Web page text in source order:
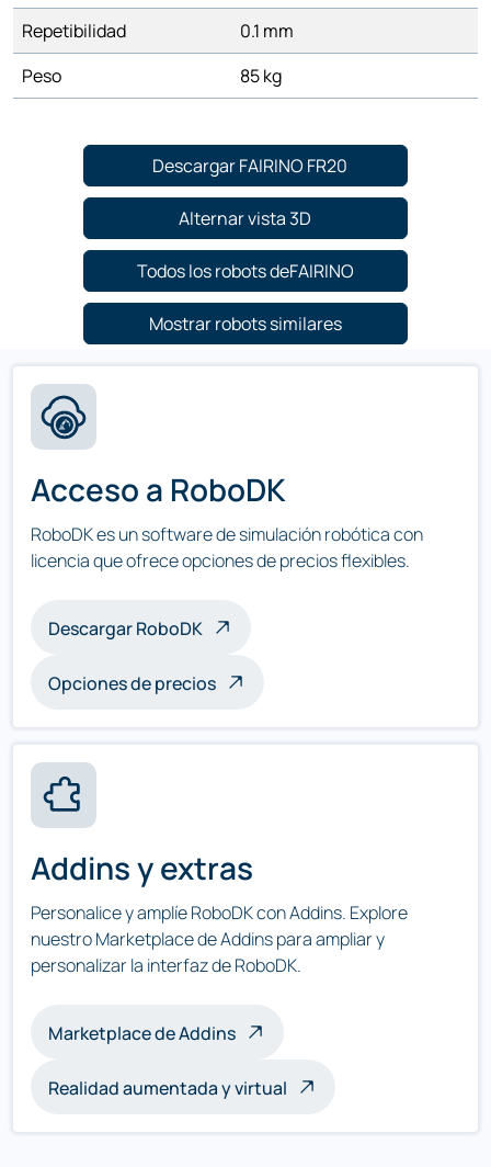
Repetibilidad
0.1 mm
Peso
85 kg
Descargar FAIRINO FR20
Alternar vista 3D
Todos los robots deFAIRINO
Mostrar robots similares
Acceso a RoboDK
RoboDK es un software de simulación robótica con
licencia que ofrece opciones de precios flexibles.
Descargar RoboDK
Opciones de precios
Addins y extras
Personalice y amplíe RoboDK con Addins. Explore
nuestro Marketplace de Addins para ampliar y
personalizar la interfaz de RoboDK.
Marketplace de Addins
Realidad aumentada y virtual